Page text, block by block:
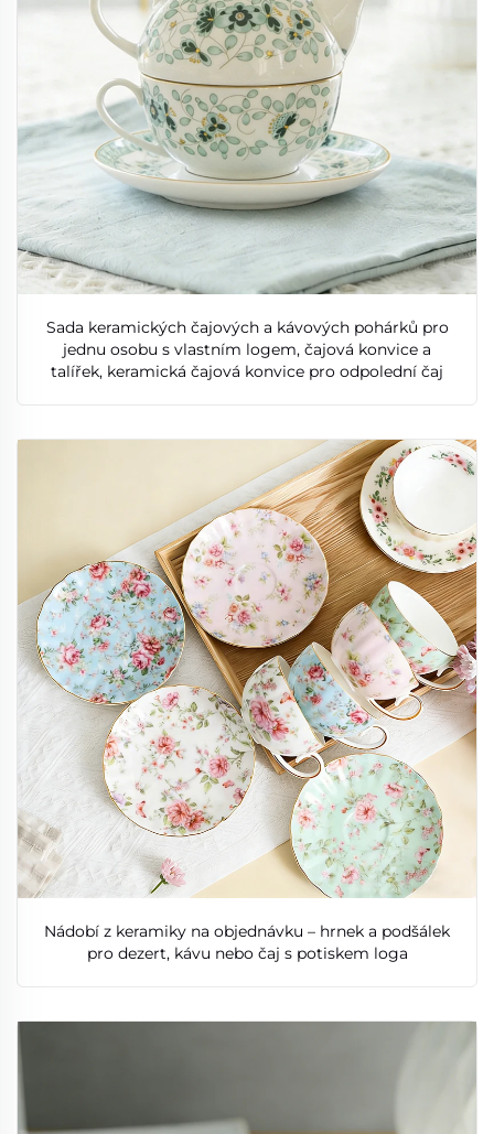
Sada keramických čajových a kávových pohárků pro
jednu osobu s vlastním logem, čajová konvice a
talířek, keramická čajová konvice pro odpolední čaj
Nádobí z keramiky na objednávku – hrnek a podšálek
pro dezert, kávu nebo čaj s potiskem loga